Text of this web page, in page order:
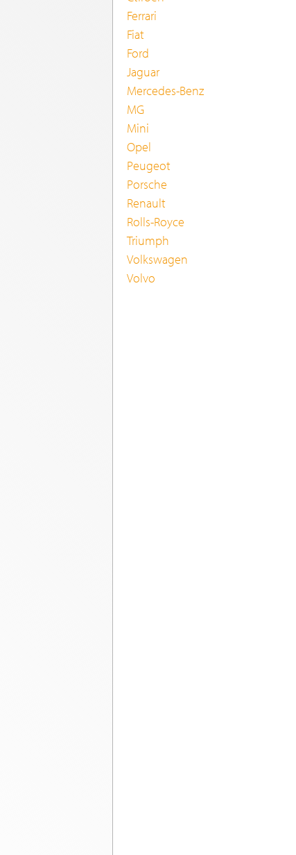
Ferrari
Fiat
Ford
Jaguar
Mercedes-Benz
MG
Mini
Opel
Peugeot
Porsche
Renault
Rolls-Royce
Triumph
Volkswagen
Volvo